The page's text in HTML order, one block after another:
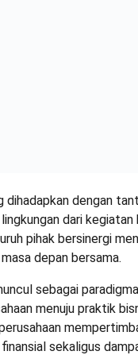
dihadapkan dengan
dari kegiatan
pihak bersinergi
depan bersama.
sebagai
menuju praktik
sekaligus